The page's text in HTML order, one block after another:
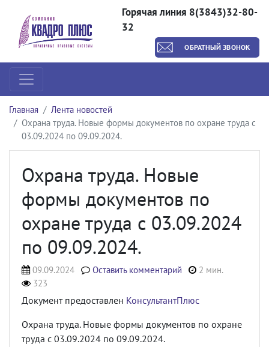
Горячая линия 8(3843)32-80-
32
ОБРАТНЫЙ ЗВОНОК
Главная
Лента новостей
Охрана труда. Новые формы документов по охране труда с
03.09.2024 по 09.09.2024.
Охрана труда. Новые
формы документов по
охране труда с 03.09.2024
по 09.09.2024.
09.09.2024 Оставить комментарий
2 мин.
323
Документ предоставлен КонсультантПлюс
Охрана труда. Новые формы документов по охране
труда с 03.09.2024 по 09.09.2024.